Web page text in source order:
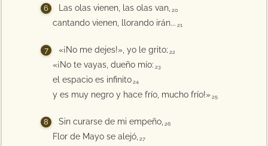
Las olas vienen, las olas van, 20
cantando vienen, llorando irán... 21
«¡No me dejes!», yo le grito; 22
«¡No te vayas, dueño mío: 23
el espacio es infinito 24
y es muy negro y hace frío, mucho frío!» 25
Sin curarse de mi empeño, 26
Flor de Mayo se alejó, 27